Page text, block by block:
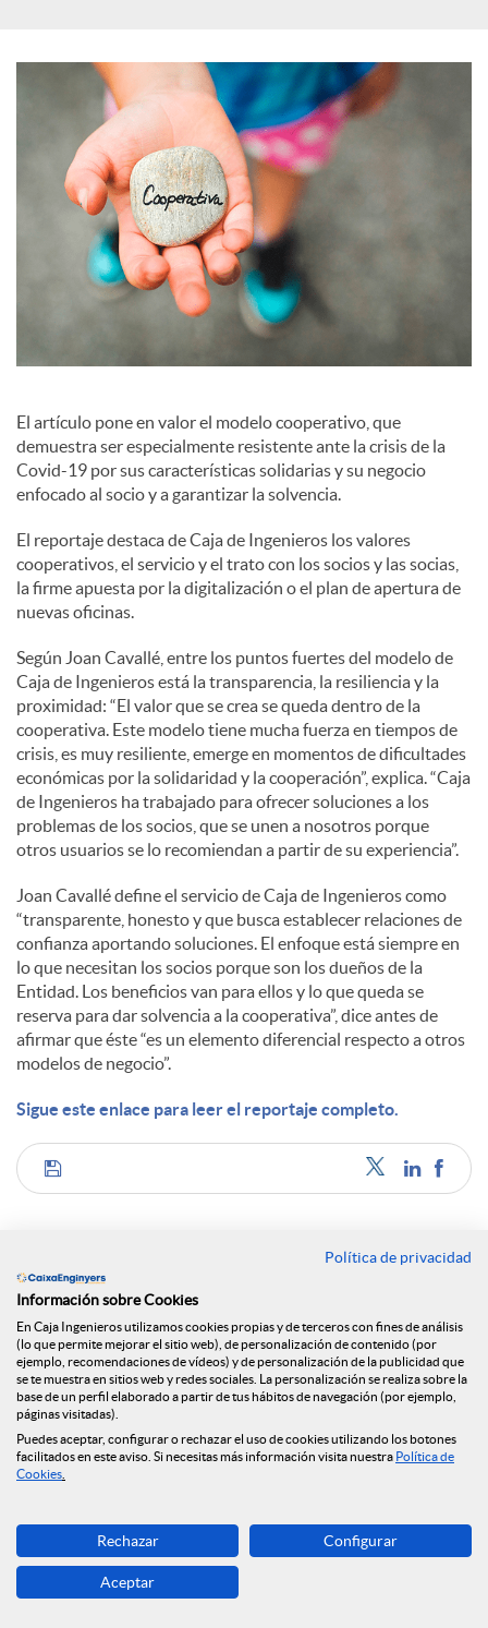
El artículo pone en valor el modelo cooperativo, que
demuestra ser especialmente resistente ante la crisis de la
Covid-19 por sus características solidarias y su negocio
enfocado al socio y a garantizar la solvencia.
El reportaje destaca de Caja de Ingenieros los valores
cooperativos, el servicio y el trato con los socios y las socias,
la firme apuesta por la digitalización o el plan de apertura de
nuevas oficinas.
Según Joan Cavallé, entre los puntos fuertes del modelo de
Caja de Ingenieros está la transparencia, la resiliencia y la
proximidad: “El valor que se crea se queda dentro de la
cooperativa. Este modelo tiene mucha fuerza en tiempos de
crisis, es muy resiliente, emerge en momentos de dificultades
económicas por la solidaridad y la cooperación”, explica. “Caja
de Ingenieros ha trabajado para ofrecer soluciones a los
problemas de los socios, que se unen a nosotros porque
otros usuarios se lo recomiendan a partir de su experiencia”.
Joan Cavallé define el servicio de Caja de Ingenieros como
“transparente, honesto y que busca establecer relaciones de
confianza aportando soluciones. El enfoque está siempre en
lo que necesitan los socios porque son los dueños de la
Entidad. Los beneficios van para ellos y lo que queda se
reserva para dar solvencia a la cooperativa”, dice antes de
afirmar que éste “es un elemento diferencial respecto a otros
modelos de negocio”.
Sigue este enlace para leer el reportaje completo.
C
o
m
p
a
r
Noticias relacionadas
NEWS & YOU n.º 12
Caja Ingenieros continúa ampliando su red de
oficinas y llega a Reus
estabilidad económica
Caja Ingenieros prevé una segunda mitad de 2026
marcada por la volatilidad geopolítica y la
Política de privacidad
Información sobre Cookies
En Caja Ingenieros utilizamos cookies propias y de terceros con fines de análisis
(lo que permite mejorar el sitio web), de personalización de contenido (por
ejemplo, recomendaciones de vídeos) y de personalización de la publicidad que
se te muestra en sitios web y redes sociales. La personalización se realiza sobre la
base de un perfil elaborado a partir de tus hábitos de navegación (por ejemplo,
páginas visitadas).
Puedes aceptar, configurar o rechazar el uso de cookies utilizando los botones
facilitados en este aviso. Si necesitas más información visita nuestra Política de
Cookies
Rechazar Configurar
Aceptar